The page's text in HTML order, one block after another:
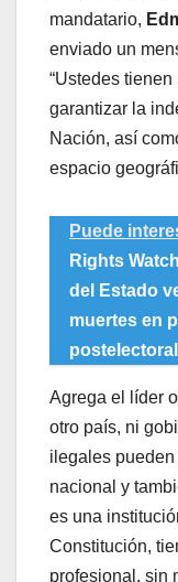
mandatario,
enviado un
“Ustedes
garantizar la
Nación, así
espacio
Puede
Rights
del Estado
muertes en
Agrega el líder
otro país, ni
ilegales
nacional y
es una
Constitución,
profesional, sin